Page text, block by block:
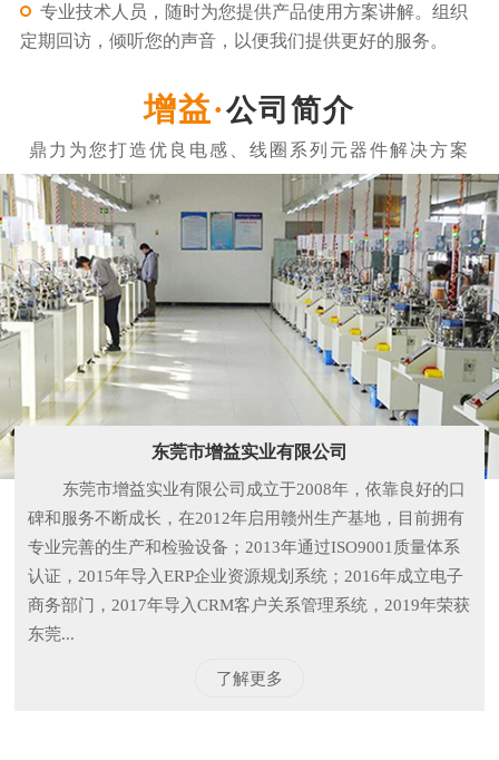
专业技术人员，随时为您提供产品使用方案讲解。组织
定期回访，倾听您的声音，以便我们提供更好的服务。
公司简介
东莞市增益实业有限公司
东莞市增益实业有限公司成立于2008年，依靠良好的口
碑和服务不断成长，在2012年启用赣州生产基地，目前拥有
专业完善的生产和检验设备；2013年通过ISO9001质量体系
认证，2015年导入ERP企业资源规划系统；2016年成立电子
商务部门，2017年导入CRM客户关系管理系统，2019年荣获
东莞...
了解更多